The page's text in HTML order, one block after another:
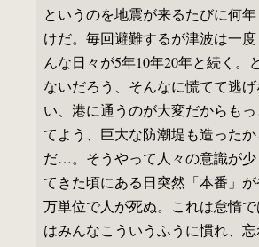
というのを地震が来るたびに何
けだ。毎回避難するが津波は一
んな日々が5年10年20年と続く。
ないだろう、そんなに慌てて逃
い、港に通うのが大変だからも
てよう、巨大な防潮堤も造った
だ…。そうやって人々の意識が少
てきた頃にある日突然「本番」が
万単位で人が死ぬ。これは怠惰
はみんなこういうふうに慣れ、忘